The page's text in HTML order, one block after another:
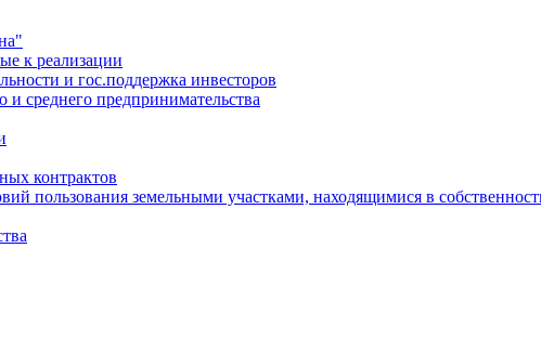
к реализации
и гос.поддержка инвесторов
среднего предпринимательства
контрактов
пользования земельными участками, находящимися в